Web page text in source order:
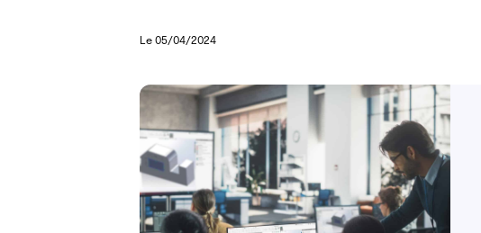
Le 05/04/2024